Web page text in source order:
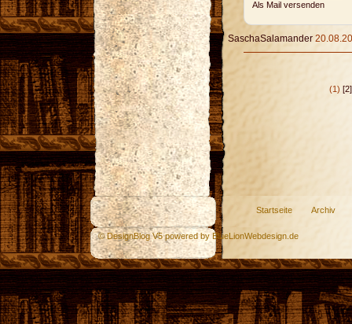
Als Mail versenden
SaschaSalamander
(1) [2]
Startseite Archiv
© DesignBlog V5 powered by BlueLionWebdesign.de